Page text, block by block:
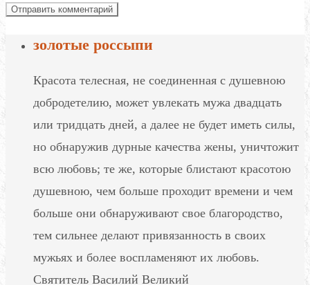
золотые россыпи
Красота телесная, не соединенная с душевною
добродетелию, может увлекать мужа двадцать
или тридцать дней, а далее не будет иметь силы,
но обнаружив дурные качества жены, уничтожит
всю любовь; те же, которые блистают красотою
душевною, чем больше проходит времени и чем
больше они обнаруживают свое благородство,
тем сильнее делают привязанность в своих
мужьях и более воспламеняют их любовь.
Святитель Василий Великий